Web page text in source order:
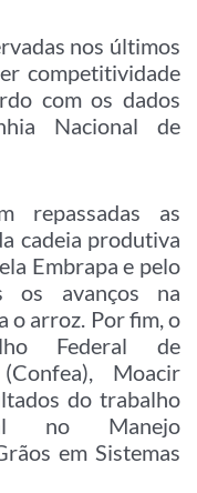
nos últimos
competitividade
com os dados
Nacional de
repassadas as
cadeia produtiva
Embrapa e pelo
os avanços na
o arroz. Por fim, o
Federal de
Moacir
do trabalho
no Manejo
em Sistemas